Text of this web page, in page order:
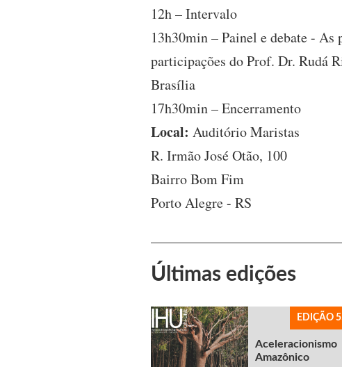
12h – Intervalo
13h30min – Painel e debate - As
participações do Prof. Dr. Rudá
Brasília
17h30min – Encerramento
Local: Auditório Maristas
R. Irmão José Otão, 100
Bairro Bom Fim
Porto Alegre - RS
Últimas edições
EDIÇÃO
Aceleracionismo
Amazônico